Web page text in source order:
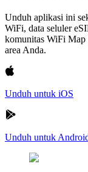
Unduh aplikasi ini
WiFi, data seluler
komunitas WiFi Map
area Anda.
Unduh untuk iOS
Unduh untuk